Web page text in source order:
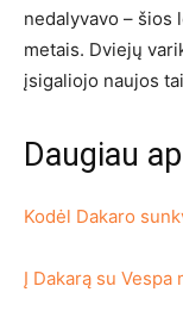
nedalyvavo – šios
metais. Dviejų
įsigaliojo naujos
Daugiau
Kodėl Dakaro
Į Dakarą su Vespa